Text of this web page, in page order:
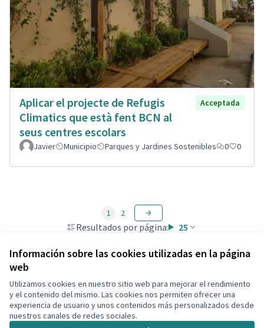
Información sobre las cookies utilizadas en la página
web
Utilizamos cookies en nuestro sitio web para mejorar el rendimiento
y el contenido del mismo. Las cookies nos permiten ofrecer una
experiencia de usuario y unos contenidos más personalizados desde
nuestros canales de redes sociales.
Aplicar el projecte de Refugis
Climatics que està fent BCN al
seus centres escolars
Acceptada
Javier Municipio Parques y Jardines Sostenibles 0 0
Resultados por página: 25
1 2
Términos y condiciones de uso
Configuración de cookies
Decidim Calafell en X
(Enlace externo)
Decidim Calafell en Facebook
Decidim Calafell en YouTube
Decidim Calafell en GitHub